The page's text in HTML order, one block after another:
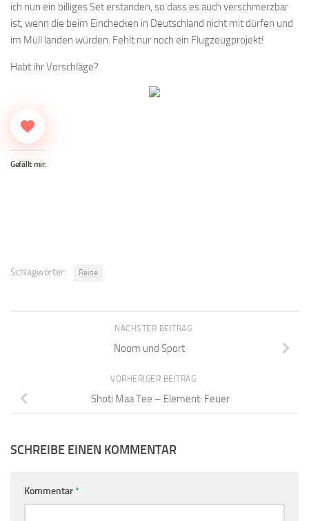
ich nun ein billiges Set erstanden, so dass es auch verschmerzbar
ist, wenn die beim Einchecken in Deutschland nicht mit dürfen und
im Müll landen würden. Fehlt nur noch ein Flugzeugprojekt!
Habt ihr Vorschläge?
Gefällt mir:
Schlagwörter: Reise
NÄCHSTER BEITRAG
Noom und Sport
VORHERIGER BEITRAG
Shoti Maa Tee – Element: Feuer
SCHREIBE EINEN KOMMENTAR
Kommentar*